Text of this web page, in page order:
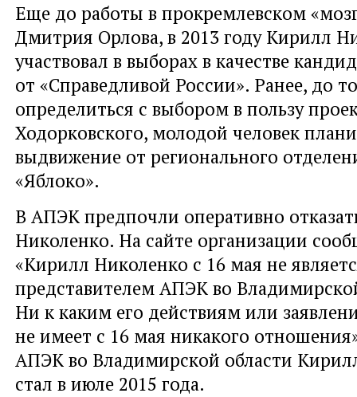
Еще до работы в прокремлевском
Дмитрия Орлова, в 2013 году Кирилл
участвовал в выборах в качестве
от «Справедливой России». Ранее, до
определиться с выбором в пользу
Ходорковского, молодой человек
выдвижение от регионального
«Яблоко».
В АПЭК предпочли оперативно
Николенко. На сайте организации
«Кирилл Николенко с 16 мая не
представителем АПЭК во
Ни к каким его действиям или
не имеет с 16 мая никакого
АПЭК во Владимирской области
стал в июле 2015 года.